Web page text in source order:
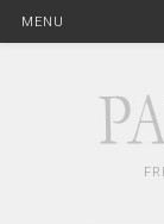
MENU